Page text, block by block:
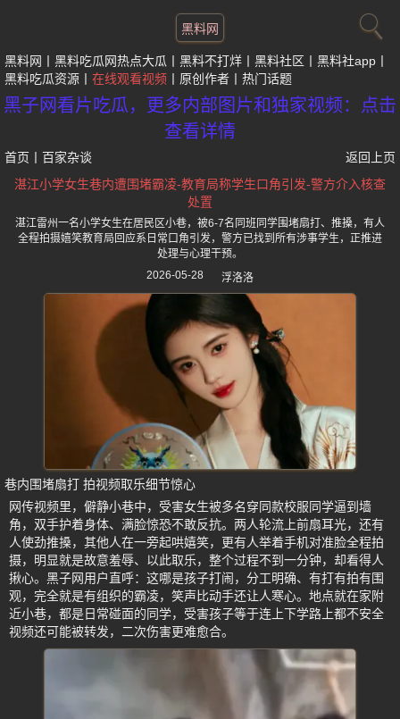
黑料网
黑料网 黑料吃瓜网热点大瓜 黑料不打烊 黑料社区
黑料社app
黑料吃瓜资源
在线观看视频 原创作者 热门话题
黑子网看片吃瓜，更多内部图片和独家视频：点击
查看详情
首页 百家杂谈
返回上页
湛江小学女生巷内遭围堵霸凌-教育局称学生口角引发-警方介入核查
处置
湛江雷州一名小学女生在居民区小巷，被6-7名同班同学围堵扇打、推搡，有人
全程拍摄嬉笑教育局回应系日常口角引发，警方已找到所有涉事学生，正推进
处理与心理干预。
2026-05-28
浮洛洛
巷内围堵扇打 拍视频取乐细节惊心
网传视频里，僻静小巷中，受害女生被多名穿同款校服同学逼到墙
角，双手护着身体、满脸惊恐不敢反抗。两人轮流上前扇耳光，还有
人使劲推搡，其他人在一旁起哄嬉笑，更有人举着手机对准脸全程拍
摄，明显就是故意羞辱、以此取乐，整个过程不到一分钟，却看得人
揪心。黑子网用户直呼：这哪是孩子打闹，分工明确、有打有拍有围
观，完全就是有组织的霸凌，笑声比动手还让人寒心。地点就在家附
近小巷，都是日常碰面的同学，受害孩子等于连上下学路上都不安全
视频还可能被转发，二次伤害更难愈合。